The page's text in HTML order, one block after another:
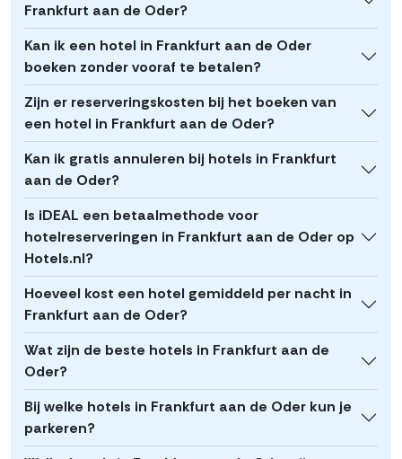
Frankfurt aan de Oder?
Kan ik een hotel in Frankfurt aan de Oder
boeken zonder vooraf te betalen?
Zijn er reserveringskosten bij het boeken van
een hotel in Frankfurt aan de Oder?
Kan ik gratis annuleren bij hotels in Frankfurt
aan de Oder?
Is iDEAL een betaalmethode voor
hotelreserveringen in Frankfurt aan de Oder op
Hotels.nl?
Hoeveel kost een hotel gemiddeld per nacht in
Frankfurt aan de Oder?
Wat zijn de beste hotels in Frankfurt aan de
Oder?
Bij welke hotels in Frankfurt aan de Oder kun je
parkeren?